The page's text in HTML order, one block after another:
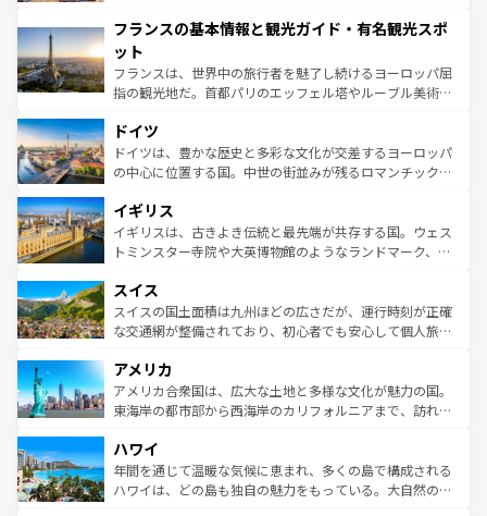
ませてくれるイタリアで、忘れられない旅をしてみよう！
なお、新着のイタリア情報は
しい。
文化が根付くこの国では、情熱的なフラメンコ、熱気あふ
れる闘牛、そして美味しいタパスが生活の一部となってい
る。首都マドリードの洗練された雰囲気や、バルセロナの
アートに溢れた街角から、地方では古代ローマ遺跡や中世
せる。地方によって風土や気候が異なるスペインはその個
性で訪れる人を魅了する。 なお、新着のスペイン情報は コ
ンテンツ一覧を参照してほしい。
フランスの基本情報と観光ガイド・有名観光スポ
ット
フランスは、世界中の旅行者を魅了し続けるヨーロッパ屈
指の観光地だ。首都パリのエッフェル塔やルーブル美術館
で、幅広い魅力が詰まっている。華麗な宮殿、歴史的な大
聖堂、美しいビーチ、そして豊かな自然が、訪れる者を心
から魅了する。また、フランスは美食の国としても知ら
いる。シャンパンの発祥地であるランス、プロヴァンスの
香り高いラベンダー畑など、多彩な楽しみ方が可能だ。さ
らに、パリ以外の地域にも魅力が溢れており、どの街角に
れる地方に足を運ぶとそれぞれで全く異なる文化を体験で
きるだろう。 なお、新着のフランス情報はコンテンツ一覧
を参照してほしい。
ドイツ
ドイツは、豊かな歴史と多彩な文化が交差するヨーロッパ
の中心に位置する国。中世の街並みが残るロマンチック街
顔を持つこの国は、どこを歩いても飽きることがない。ベ
ルリンの文化的活気、バイエルン州のアルプスの絶景、そ
してライン川沿いのワイン畑といった風景は必見。ビール
は、お酒好きな人にはぜひ体験してほしい。 なお、新着の
ドイツ情報はコンテンツ一覧を参照してほしい。
イギリス
イギリスは、古きよき伝統と最先端が共存する国。ウェス
トミンスター寺院や大英博物館のようなランドマーク、歴
リアごとに異なる魅力がある。また、優雅なアフタヌーン
ティー、ビール好きにはたまらない英国パブ、サッカー観
戦など、本場だからこそできる体験も豊富。イギリスを旅
ンツ一覧を参照してほしい。
スイス
スイスの国土面積は九州ほどの広さだが、運行時刻が正確
な交通網が整備されており、初心者でも安心して個人旅行
の建物がそのまま残る町や、スイスならではのユニークな
博物館もあり、アルプス観光だけでなく町歩きも満喫する
ことができる。国民の所得が高いため物価も高いが、旅行
ば市内交通費無料で観光を楽しむこともできる。 なお、新
着のスイス情報はコンテンツ一覧 を参照してほしい。
アメリカ
アメリカ合衆国は、広大な土地と多様な文化が魅力の国。
東海岸の都市部から西海岸のカリフォルニアまで、訪れる
のような巨大都市は、観光、ショッピング、エンターテイ
ンメントが詰まった刺激的なスポットだ。一方、アメリカ
西部には大自然が広がり、グランドキャニオンやイエロー
ハワイ
年間を通じて温暖な気候に恵まれ、多くの島で構成される
ハワイは、どの島も独自の魅力をもっている。大自然の神